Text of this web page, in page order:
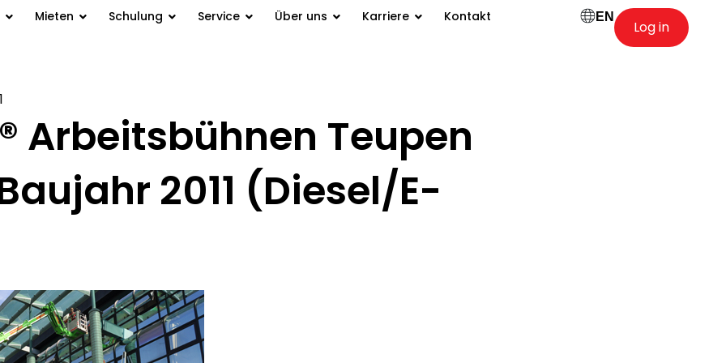
Mieten Schulung Service Über uns Karriere Kontakt EN
Log in
Arbeitsbühnen Teupen
2011 (Diesel/E-